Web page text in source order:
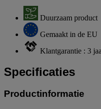
Duurzaam product
Gemaakt in de EU
Klantgarantie : 3
Specificaties
Productinformatie